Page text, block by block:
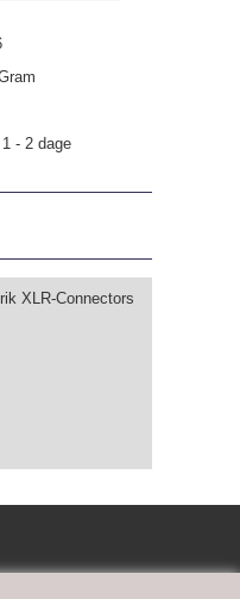
1 - 2 dage
XLR-Connectors